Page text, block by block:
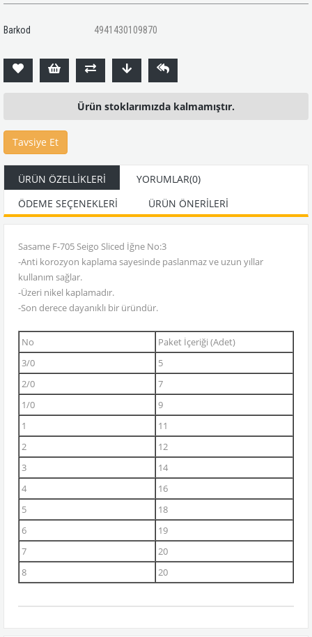
Barkod 4941430109870
Ürün stoklarımızda kalmamıştır.
Tavsiye Et
ÜRÜN ÖZELLIKLERI YORUMLAR(0)
ÖDEME SEÇENEKLERI
ÜRÜN ÖNERILERI
Sasame F-705 Seigo Sliced İğne No:3
-Anti korozyon kaplama sayesinde paslanmaz ve uzun yıllar
kullanım sağlar.
-Üzeri nikel kaplamadır.
-Son derece dayanıklı bir üründür.
No
Paket İçeriği (Adet)
3/0
5
2/0
7
1/0
9
1
11
2
12
3
14
4
16
5
18
6
19
7
20
8
20